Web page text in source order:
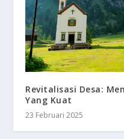
Revitalisasi Desa:
Yang Kuat
23 Februari 2025